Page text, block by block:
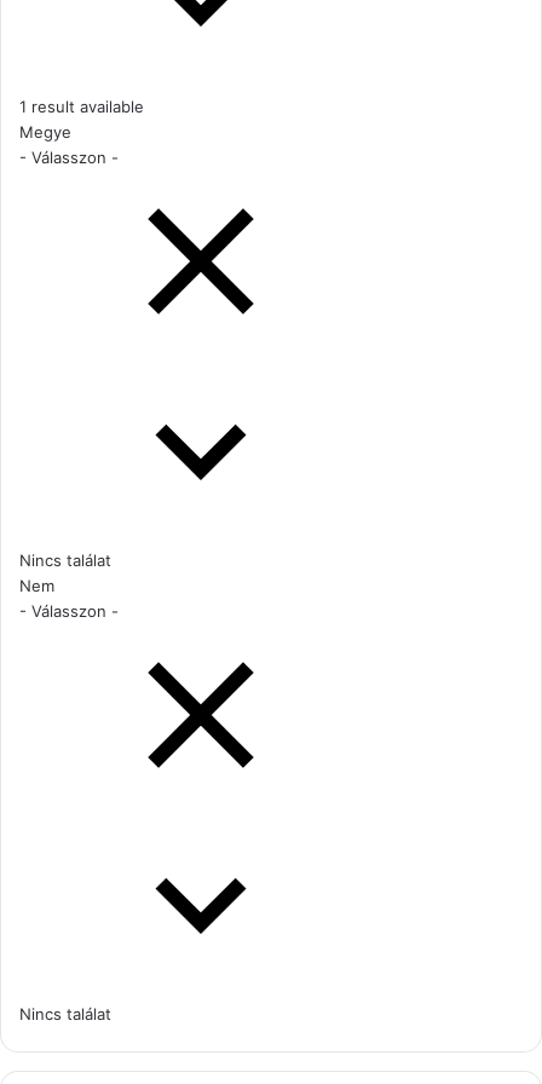
1 result available
Megye
- Válasszon -
Nincs találat
Nem
- Válasszon -
Nincs találat